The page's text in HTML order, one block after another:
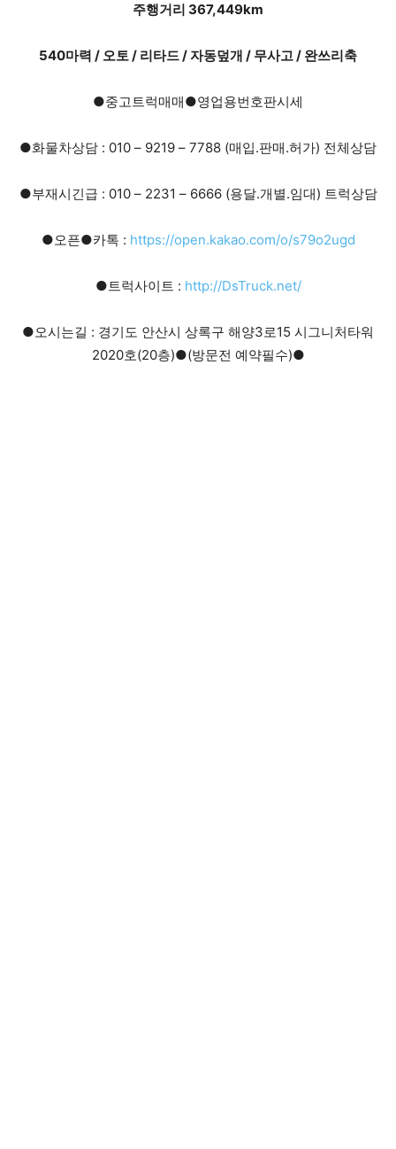
주행거리 367,449km
540마력 / 오토 / 리타드 / 자동덮개 / 무사고 / 완쓰리축
●중고트럭매매●영업용번호판시세
●화물차상담 : 010 – 9219 – 7788 (매입.판매.허가) 전체상담
●부재시긴급 : 010 – 2231 – 6666 (용달.개별.임대) 트럭상담
●오픈●카톡 : https://open.kakao.com/o/s79o2ugd
●트럭사이트 : http://DsTruck.net/
●오시는길 : 경기도 안산시 상록구 해양3로15 시그니처타워
2020호(20층)●(방문전 예약필수)●